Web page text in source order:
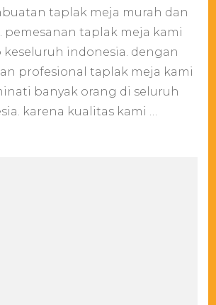
taplak
meja?
taplak meja murah dan
pemesanan taplak meja kami
keseluruh indonesia. dengan
profesional taplak meja kami
banyak orang di seluruh
karena kualitas kami …